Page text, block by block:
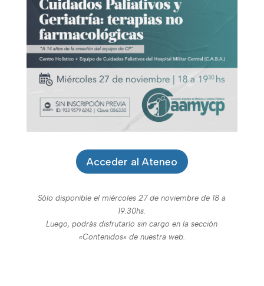
Acceder al Ateneo
Sólo disponible el miércoles 27 de noviembre de 18 a
19.30hs.
Luego, podrás disfrutarlo sin cargo en la sección
«Contenidos» de nuestra web.